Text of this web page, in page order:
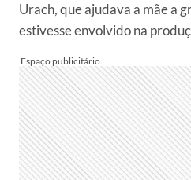
Urach, que ajudava a mãe a
estivesse envolvido na